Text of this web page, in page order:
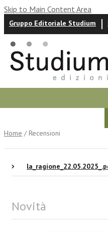
Skip to Main Content Area
Gruppo Editoriale Studium
Home / Recensioni
Novità